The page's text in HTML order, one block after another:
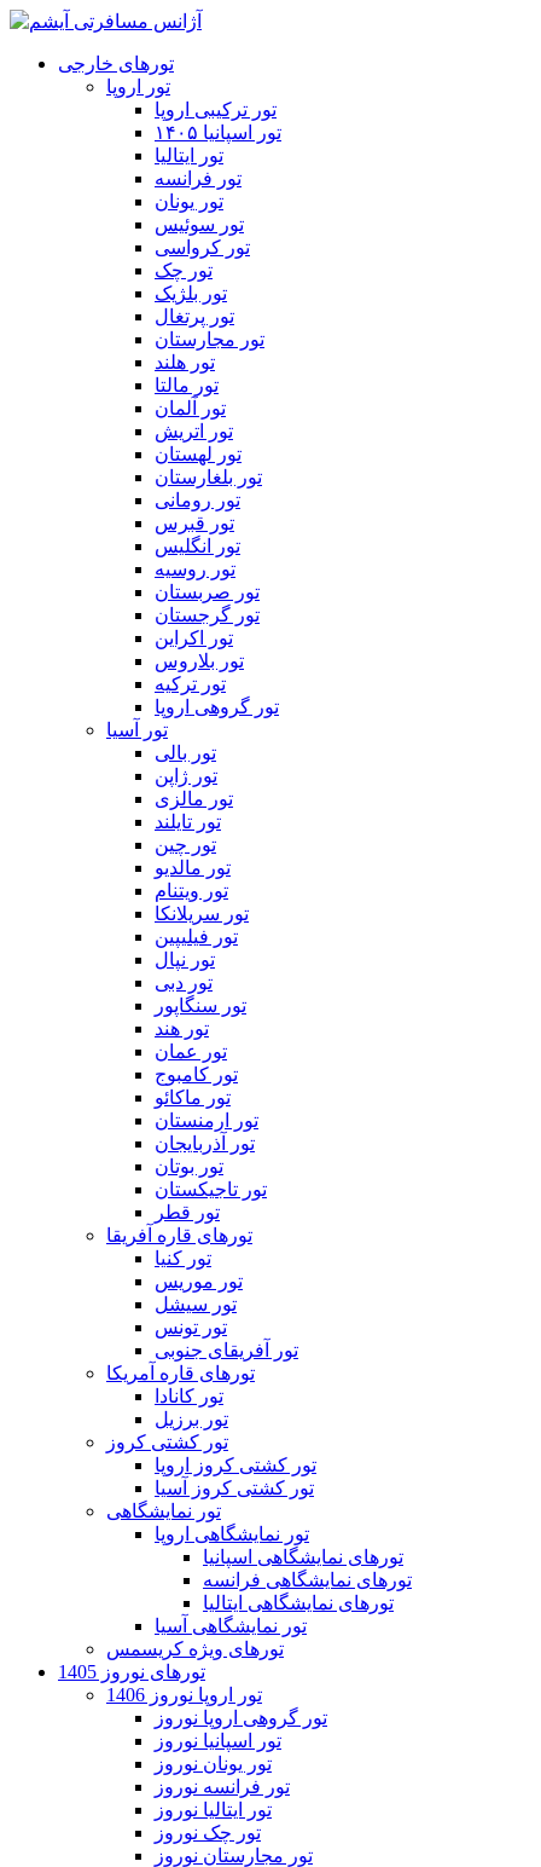
تورهای خارجی
تور اروپا
تور ترکیبی اروپا
تور اسپانیا ۱۴۰۵
تور ایتالیا
تور فرانسه
تور یونان
تور سوئیس
تور کرواسی
تور چک
تور بلژیک
تور پرتغال
تور مجارستان
تور هلند
تور مالتا
تور آلمان
تور اتریش
تور لهستان
تور بلغارستان
تور رومانی
تور قبرس
تور انگلیس
تور روسیه
تور صربستان
تور گرجستان
تور اکراین
تور بلاروس
تور ترکیه
تور گروهی اروپا
تور آسیا
تور بالی
تور ژاپن
تور مالزی
تور تایلند
تور چین
تور مالدیو
تور ویتنام
تور سریلانکا
تور فیلیپین
تور نپال
تور دبی
تور سنگاپور
تور هند
تور عمان
تور کامبوج
تور ماکائو
تور ارمنستان
تور آذربایجان
تور بوتان
تور تاجیکستان
تور قطر
تورهای قاره آفریقا
تور کنیا
تور موریس
تور سیشل
تور تونس
تور آفریقای جنوبی
تورهای قاره آمریکا
تور کانادا
تور برزیل
تور کشتی کروز
تور کشتی کروز اروپا
تور کشتی کروز آسیا
تور نمایشگاهی
تور نمایشگاهی اروپا
تورهای نمایشگاهی اسپانیا
تورهای نمایشگاهی فرانسه
تورهای نمایشگاهی ایتالیا
تور نمایشگاهی آسیا
تورهای ویژه کریسمس
تورهای نوروز 1405
تور اروپا نوروز 1406
تور گروهی اروپا نوروز
تور اسپانیا نوروز
تور یونان نوروز
تور فرانسه نوروز
تور ایتالیا نوروز
تور چک نوروز
تور مجارستان نوروز